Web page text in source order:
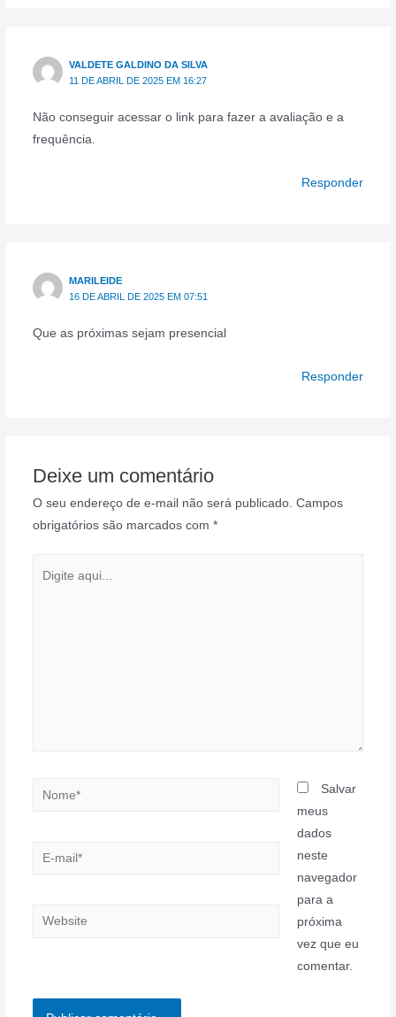
VALDETE GALDINO DA SILVA
11 DE ABRIL DE 2025 EM 16:27
Não conseguir acessar o link para fazer a avaliação e a
frequência.
Responder
MARILEIDE
16 DE ABRIL DE 2025 EM 07:51
Que as próximas sejam presencial
Responder
Deixe um comentário
O seu endereço de e-mail não será publicado. Campos
obrigatórios são marcados com *
aqui...
Nome*
E-
Website
Salvar
meus
dados
neste
navegador
para a
próxima
vez que eu
comentar.